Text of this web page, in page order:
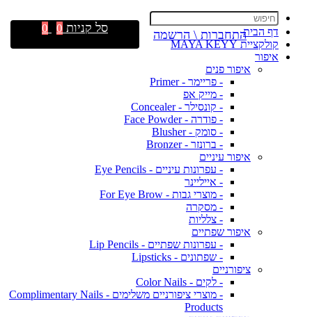
דף הבית
קולקציית MAYA KEYY
איפור
איפור פנים
- פריימר - Primer
- מייק אפ
- קונסילר - Concealer
- פודרה - Face Powder
- סומק - Blusher
- ברונזר - Bronzer
איפור עיניים
- עפרונות עיניים - Eye Pencils
- אייליינר
- מוצרי גבות - For Eye Brow
- מסקרה
- צלליות
איפור שפתיים
- עפרונות שפתיים - Lip Pencils
- שפתונים - Lipsticks
ציפורניים
- לקים - Color Nails
- מוצרי ציפורניים משלימים - Complimentary Nails
Products
התחברות \ הרשמה סל קניות 0
0